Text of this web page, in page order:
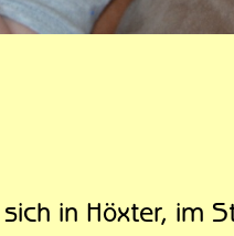
in Höxter, im